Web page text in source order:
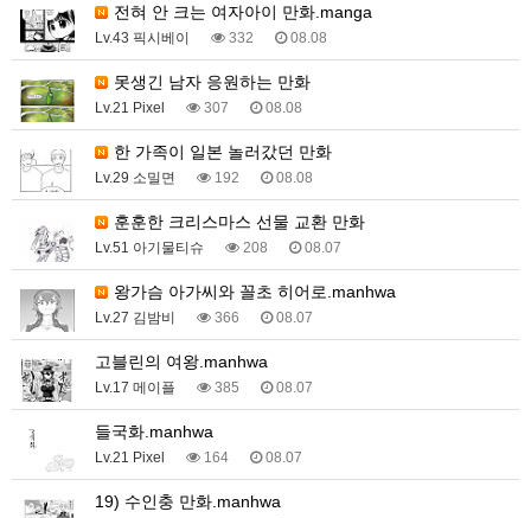
전혀 안 크는 여자아이 만화.manga
Lv.43 픽시베이 332 08.08
못생긴 남자 응원하는 만화
Lv.21 Pixel 307 08.08
한 가족이 일본 놀러갔던 만화
Lv.29 소밀면 192 08.08
훈훈한 크리스마스 선물 교환 만화
Lv.51 아기물티슈 208 08.07
왕가슴 아가씨와 꼴초 히어로.manhwa
Lv.27 김밤비 366 08.07
고블린의 여왕.manhwa
Lv.17 메이플 385 08.07
들국화.manhwa
Lv.21 Pixel 164 08.07
19) 수인충 만화.manhwa